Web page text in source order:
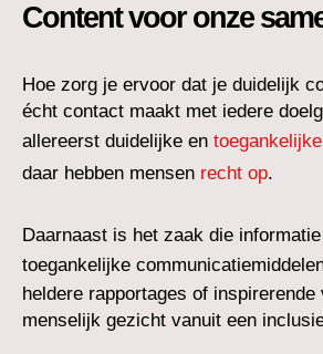
Content voor onze
Hoe zorg je ervoor dat je duidelijk
écht contact maakt met iedere
allereerst duidelijke en
daar hebben mensen recht op.
Daarnaast is het zaak die
toegankelijke
heldere rapportages of inspirerende
menselijk gezicht vanuit een